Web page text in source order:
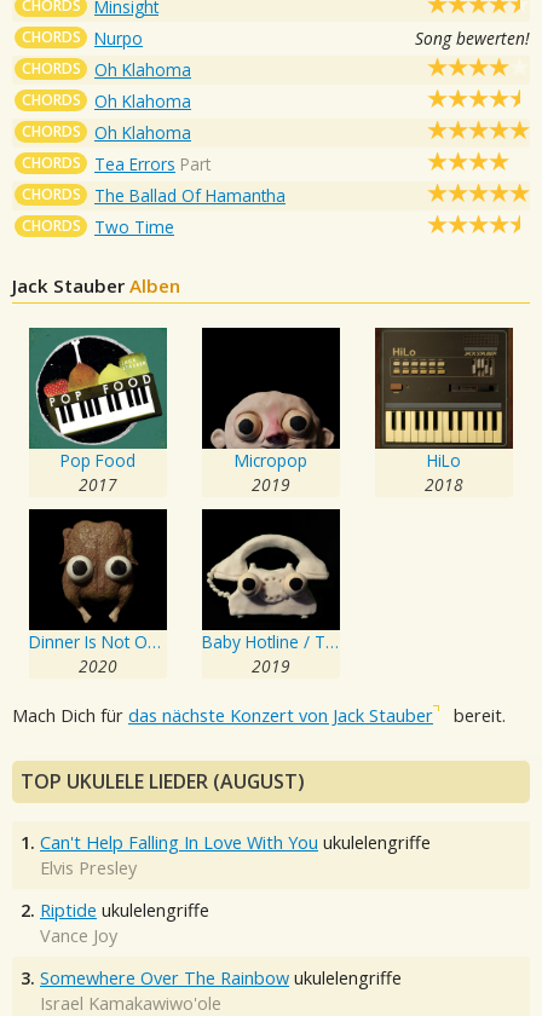
CHORDS Minsight
CHORDS Nurpo Song bewerten!
CHORDS Oh Klahoma
CHORDS Oh Klahoma
CHORDS Oh Klahoma
CHORDS Tea Errors Part
CHORDS The Ballad Of Hamantha
CHORDS Two Time
Jack Stauber Alben
Pop Food
2017
Micropop
2019
HiLo
2018
Dinner Is Not Over / There's Something Happening / Keyman / Cupid
2020
Baby Hotline / Tea Errors
2019
Mach Dich für das nächste Konzert von Jack Stauber bereit.
TOP UKULELE LIEDER (AUGUST)
1. Can't Help Falling In Love With You ukulelengriffe
Elvis Presley
2. Riptide ukulelengriffe
Vance Joy
3. Somewhere Over The Rainbow ukulelengriffe
Israel Kamakawiwo'ole